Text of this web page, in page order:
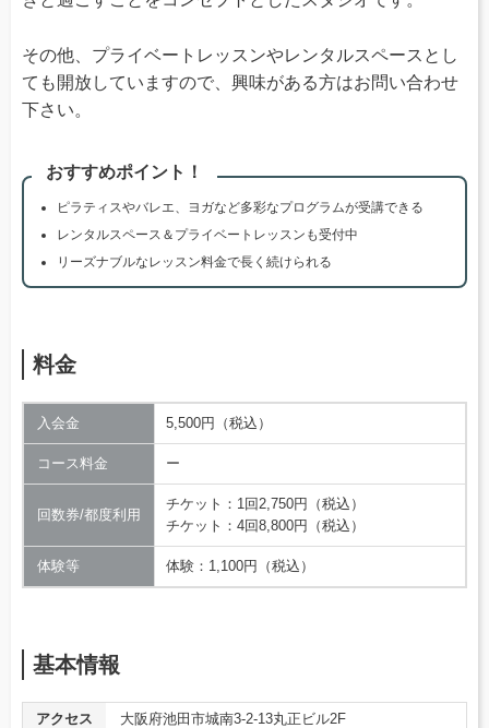
その他、プライベートレッスンやレンタルスペースとし
ても開放していますので、興味がある方はお問い合わせ
下さい。
おすすめポイント！
ピラティスやバレエ、ヨガなど多彩なプログラムが受講できる
レンタルスペース＆プライベートレッスンも受付中
リーズナブルなレッスン料金で長く続けられる
料金
入会金 5,500円（税込）
コース料金 ー
回数券/都度利用
チケット：1回2,750円（税込）
チケット：4回8,800円（税込）
体験等 体験：1,100円（税込）
基本情報
アクセス
大阪府池田市城南3-2-13丸正ビル2F